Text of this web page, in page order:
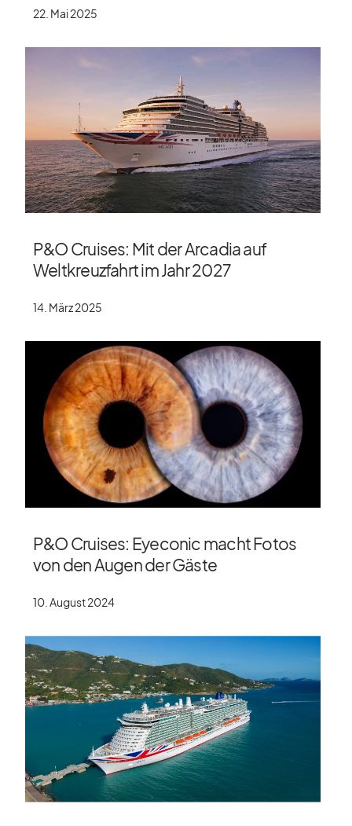
22. Mai 2025
P&O Cruises: Mit der Arcadia auf
Weltkreuzfahrt im Jahr 2027
14. März 2025
P&O Cruises: Eyeconic macht Fotos
von den Augen der Gäste
10. August 2024